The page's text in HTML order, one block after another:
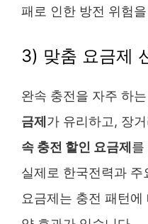
패로 인한 방전 위험
3) 맞춤 요금제
완속 충전을 자주 하
금제 가 유리하고, 장
속 충전 할인 요금제 를
실제로 한국전력과
요금제는 충전 패턴